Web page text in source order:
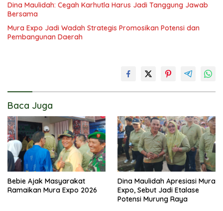
Dina Maulidah: Cegah Karhutla Harus Jadi Tanggung Jawab
Bersama
Mura Expo Jadi Wadah Strategis Promosikan Potensi dan
Pembangunan Daerah
Baca Juga
Bebie Ajak Masyarakat
Ramaikan Mura Expo 2026
Dina Maulidah Apresiasi Mura
Expo, Sebut Jadi Etalase
Potensi Murung Raya